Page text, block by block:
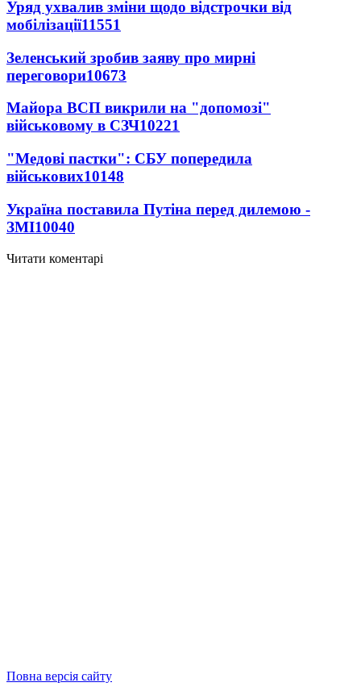
Уряд ухвалив зміни щодо відстрочки від
мобілізації11551
Зеленський зробив заяву про мирні
переговори10673
Майора ВСП викрили на "допомозі"
військовому в СЗЧ10221
"Медові пастки": СБУ попередила
військових10148
Україна поставила Путіна перед дилемою -
ЗМІ10040
Читати коментарі
Повна версія сайту